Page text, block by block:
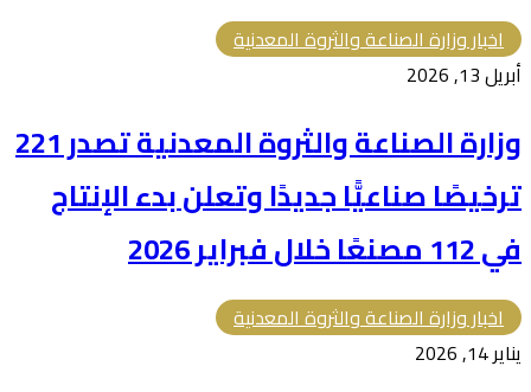
اخبار وزارة الصناعة والثروة المعدنية
أبريل 13, 2026
وزارة الصناعة والثروة المعدنية تصدر 221
ترخيصًا صناعيًّا جديدًا وتعلن بدء الإنتاج
في 112 مصنعًا خلال فبراير 2026
اخبار وزارة الصناعة والثروة المعدنية
يناير 14, 2026